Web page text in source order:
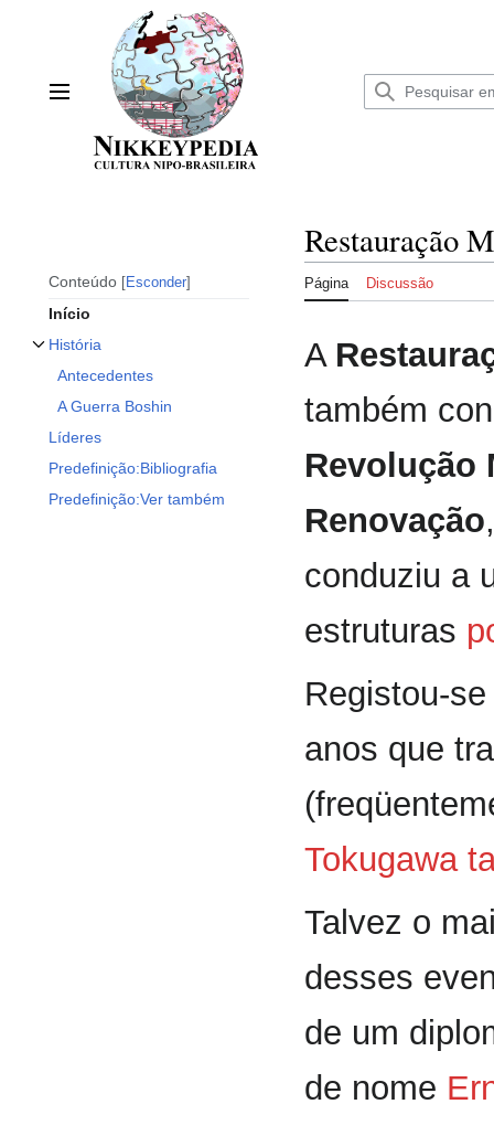
Menu principal
Conteúdo Esconder
Início
História
Antecedentes
A Guerra Boshin
Líderes
Predefinição:Bibliografia
Predefinição:Ver também
Restauração
Página Discussão
A
também
Revolução
Renovação
conduziu a
estruturas
Registou-
anos que
Tokugawa
Talvez o
desses
de um
de nome